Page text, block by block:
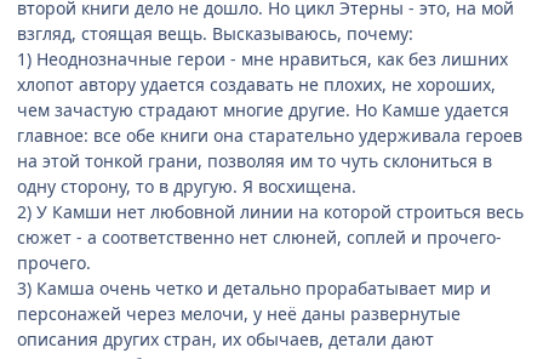
второй книги дело не дошло. Но цикл Этерны - это, на мой
взгляд, стоящая вещь. Высказываюсь, почему:
1) Неоднозначные герои - мне нравиться, как без лишних
хлопот автору удается создавать не плохих, не хороших,
чем зачастую страдают многие другие. Но Камше удается
главное: все обе книги она старательно удерживала героев
на этой тонкой грани, позволяя им то чуть склониться в
одну сторону, то в другую. Я восхищена.
2) У Камши нет любовной линии на которой строиться весь
сюжет - а соответственно нет слюней, соплей и прочего-
прочего.
3) Камша очень четко и детально прорабатывает мир и
персонажей через мелочи, у неё даны развернутые
описания других стран, их обычаев, детали дают